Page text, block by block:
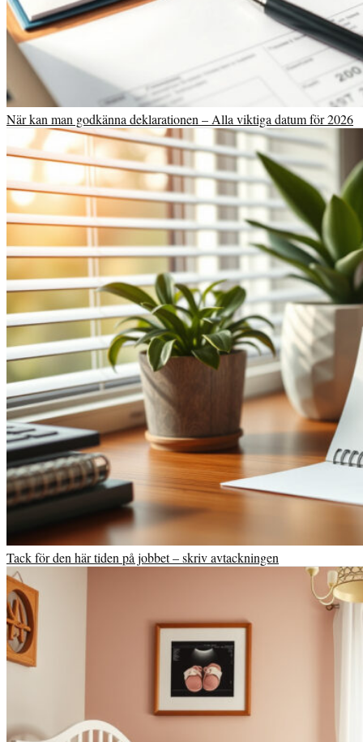
När kan man godkänna deklarationen – Alla viktiga datum för 2026
Tack för den här tiden på jobbet – skriv avtackningen